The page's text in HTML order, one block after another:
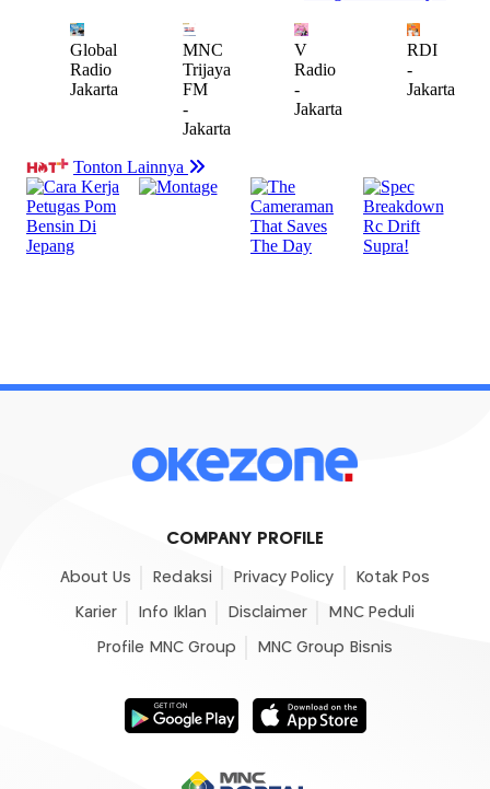
COMPANY PROFILE
About Us Redaksi Privacy Policy Kotak Pos
Karier Info Iklan Disclaimer MNC Peduli
Profile MNC Group MNC Group Bisnis